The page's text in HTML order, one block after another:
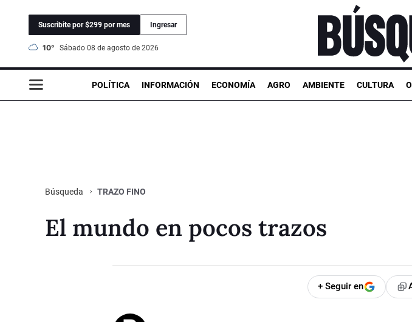
Suscribite por $299 por mes Ingresar
10° sábado 08 de agosto de 2026
POLÍTICA INFORMACIÓN ECONOMÍA AGRO AMBIENTE CULTURA
Búsqueda TRAZO FINO
El mundo en pocos trazos
+ Seguir en